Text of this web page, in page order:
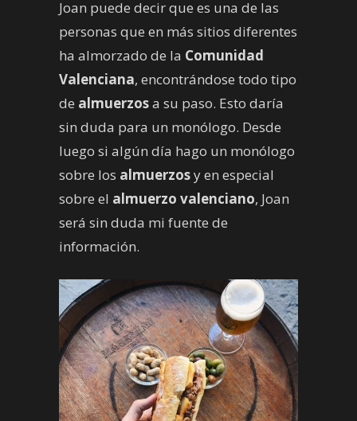
Joan puede decir que es una de las
personas que en más sitios diferentes
ha almorzado de la Comunidad
Valenciana, encontrándose todo tipo
de almuerzosa su paso. Esto daría
sin duda para un monólogo. Desde
luego si algún día hago un monólogo
sobre los almuerzosy en especial
sobre el almuerzo valenciano, Joan
será sin duda mi fuente de
información.